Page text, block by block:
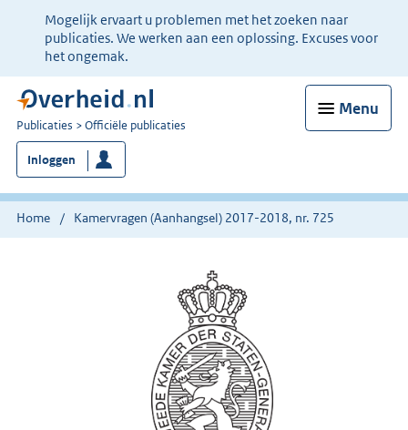
Ter
informatie:
Mogelijk ervaart u problemen met het zoeken naar
publicaties. We werken aan een oplossing. Excuses voor
het ongemak.
Menu
U
bent
nu
hier:
Publicaties Officiële publicaties
Inloggen
Home Kamervragen (Aanhangsel) 2017-2018, nr. 725